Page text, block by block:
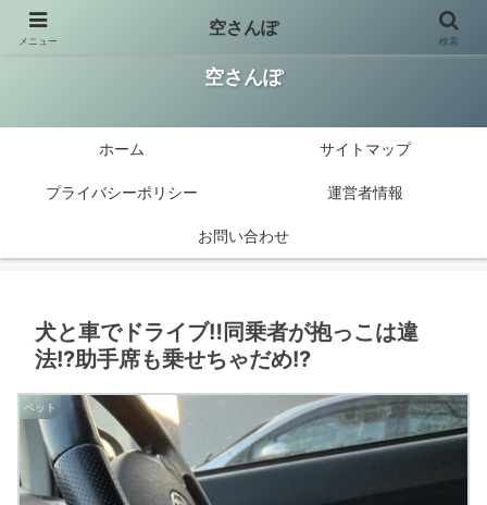
空さんぽ
ホーム サイトマップ
プライバシーポリシー 運営者情報
お問い合わせ
犬と車でドライブ‼同乗者が抱っこは違
法!?助手席も乗せちゃだめ!?
ペット
メニュー
空さんぽ
検索